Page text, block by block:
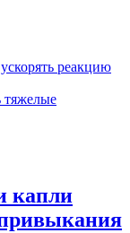
реакцию
тяжелые
капли